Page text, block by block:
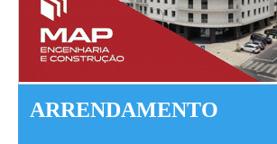
ARRENDAMENTO